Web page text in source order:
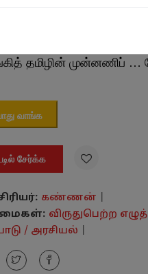
நடுப்பகுதியில்
தமிழின் முன்னணிப் …
வாங்க
சேர்க்க 
கண்ணன்
விருதுபெற்ற
/ அரசியல்